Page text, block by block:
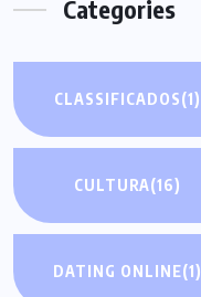
Categories
CLASSIFICADOS(1)
CULTURA(16)
DATING ONLINE(1)